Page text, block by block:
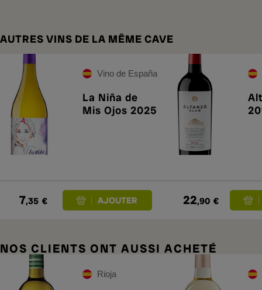
AUTRES VINS DE LA MÊME CAVE
Vino de España
La Niña de
Mis Ojos 2025
7,35 € 22,90 €
NOS CLIENTS ONT AUSSI ACHETÉ
Rioja